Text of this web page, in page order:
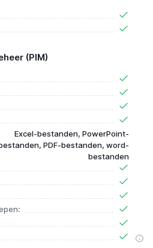
(PIM)
Excel-bestanden, PowerPoint-
PDF-bestanden, word-
bestanden